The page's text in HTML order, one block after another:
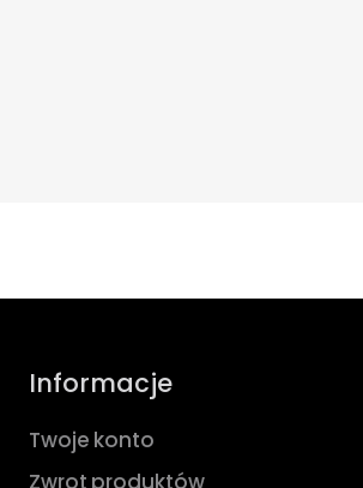
Informacje
Twoje konto